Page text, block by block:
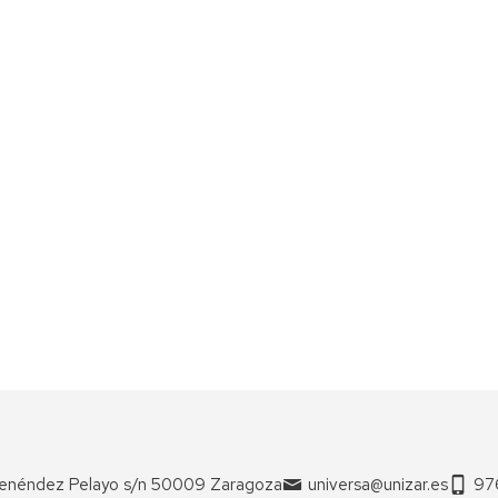
Pelayo s/n 50009 Zaragoza universa@unizar.es